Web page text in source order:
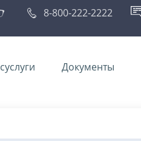
8-800-222-2222
Документы